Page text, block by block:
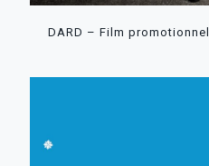
DARD – Film promotionnel